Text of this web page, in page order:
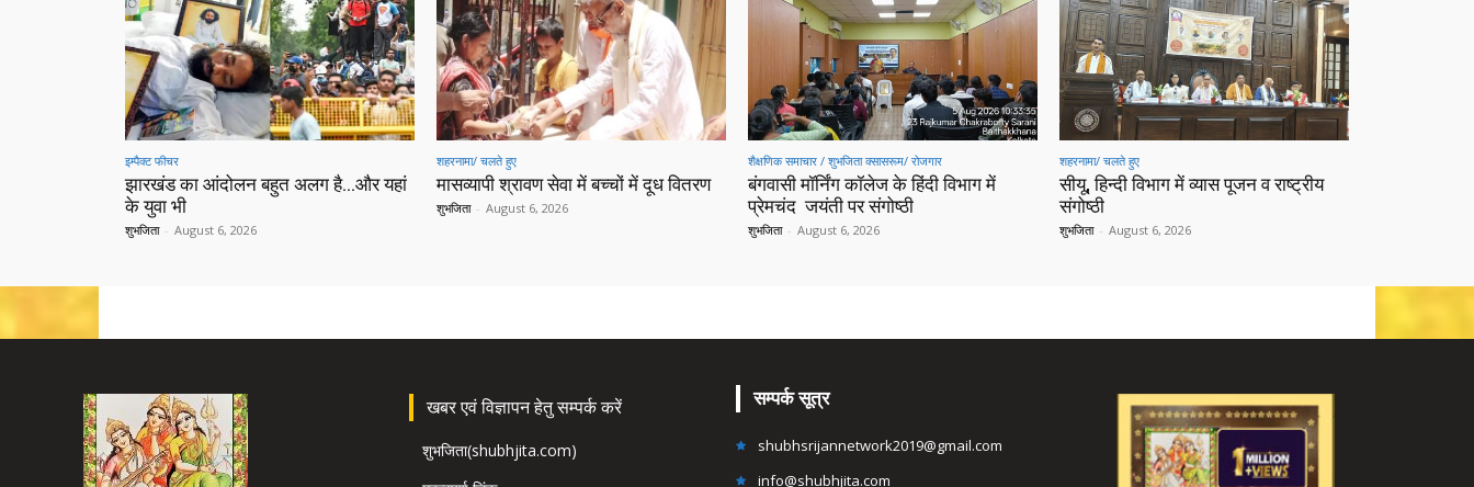
इम्पैक्ट फीचर
झारखंड का आंदोलन बहुत अलग है…और यहां
के युवा भी
शुभजिता - August 6, 2026
शहरनामा/ चलते हुए
मासव्यापी श्रावण सेवा में बच्चों में दूध वितरण
शुभजिता - August 6, 2026
शैक्षणिक समाचार / शुभजिता क्सासरूम/ रोजगार
बंगवासी मॉर्निंग कॉलेज के हिंदी विभाग में
प्रेमचंद जयंती पर संगोष्ठी
शुभजिता - August 6, 2026
शहरनामा/ चलते हुए
सीयू, हिन्दी विभाग में व्यास पूजन व राष्ट्रीय
संगोष्ठी
शुभजिता - August 6, 2026
खबर एवं विज्ञापन हेतु सम्पर्क करें
शुभजिता(shubhjita.com)
सम्पर्क सूत्र
shubhsrijannetwork2019@gmail.com
info@shubhjita.com